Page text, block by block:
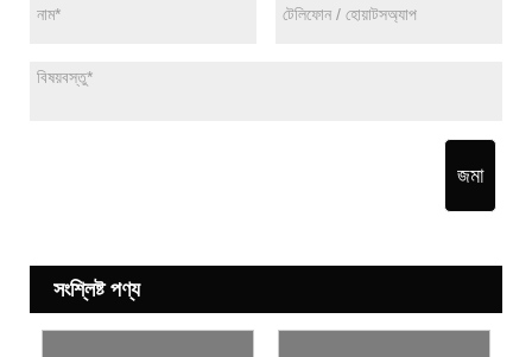
জমা
সংশ্লিষ্ট পণ্য